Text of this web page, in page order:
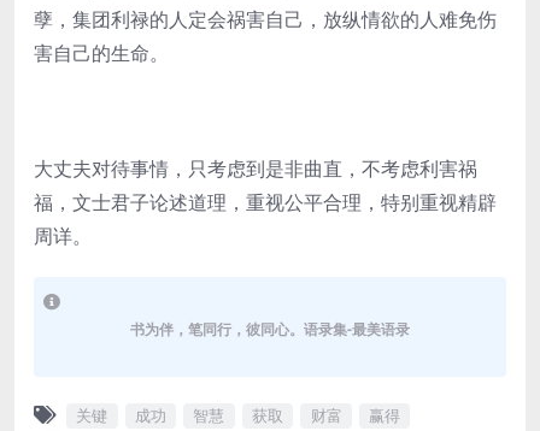
孽，集团利禄的人定会祸害自己，放纵情欲的人难免伤
害自己的生命。
大丈夫对待事情，只考虑到是非曲直，不考虑利害祸
福，文士君子论述道理，重视公平合理，特别重视精辟
周详。
书为伴，笔同行，彼同心。语录集-最美语录
关键 成功 智慧 获取 财富 赢得